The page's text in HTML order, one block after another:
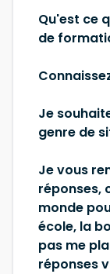
Qu'est ce
de
Je
genre de
Je vous
réponses,
monde
école, la
pas me
réponses